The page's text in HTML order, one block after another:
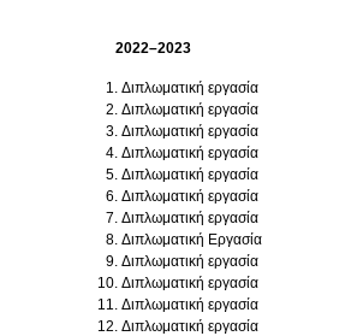
2022–2023
Διπλωματική εργασία
Διπλωματική εργασία
Διπλωματική εργασία
Διπλωματική εργασία
Διπλωματική εργασία
Διπλωματική εργασία
Διπλωματική εργασία
Διπλωματική Εργασία
Διπλωματική εργασία
Διπλωματική εργασία
Διπλωματική εργασία
Διπλωματική εργασία